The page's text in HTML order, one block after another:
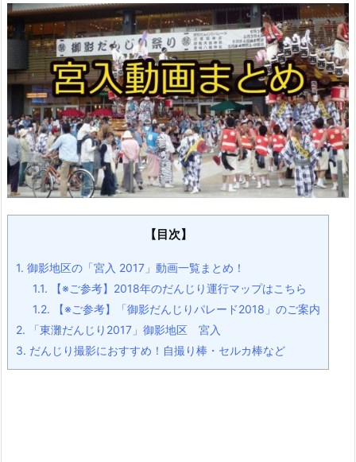
【目次】
1. 御影地区の「宮入 2017」動画一覧まとめ！
1.1. 【※ご参考】2018年のだんじり運行マップはこちら
1.2. 【※ご参考】「御影だんじりパレード2018」のご案内
2. 「東灘だんじり2017」御影地区 宮入
3. だんじり撮影におすすめ！自撮り棒・セルカ棒など